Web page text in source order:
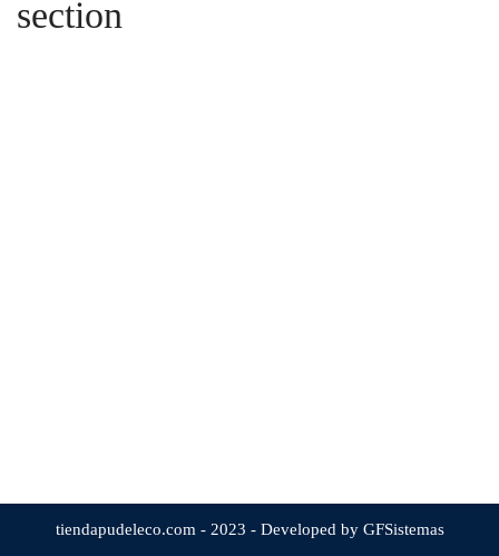
section
tiendapudeleco.com - 2023 - Developed by GFSistemas